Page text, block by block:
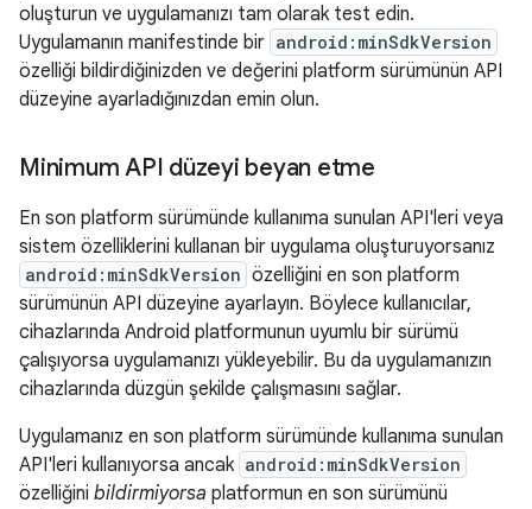
oluşturun ve uygulamanızı tam olarak test edin.
Uygulamanın manifestinde bir android:minSdkVersion
özelliği bildirdiğinizden ve değerini platform sürümünün API
düzeyine ayarladığınızdan emin olun.
Minimum API düzeyi beyan etme
En son platform sürümünde kullanıma sunulan API'leri veya
sistem özelliklerini kullanan bir uygulama oluşturuyorsanız
android:minSdkVersion özelliğini en son platform
sürümünün API düzeyine ayarlayın. Böylece kullanıcılar,
cihazlarında Android platformunun uyumlu bir sürümü
çalışıyorsa uygulamanızı yükleyebilir. Bu da uygulamanızın
cihazlarında düzgün şekilde çalışmasını sağlar.
Uygulamanız en son platform sürümünde kullanıma sunulan
API'leri kullanıyorsa ancak android:minSdkVersion
özelliğini bildirmiyorsa platformun en son sürümünü